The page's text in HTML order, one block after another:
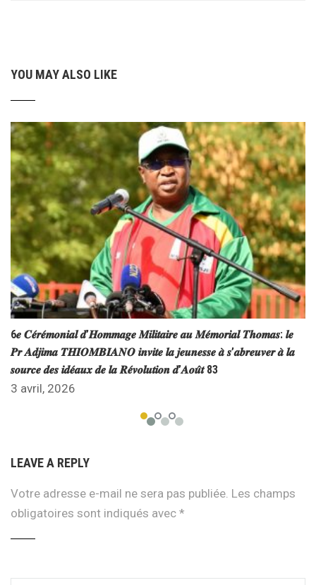
YOU MAY ALSO LIKE
6𝒆 𝑪𝒆́𝒓𝒆́𝒎𝒐𝒏𝒊𝒂𝒍 𝒅’𝑯𝒐𝒎𝒎𝒂𝒈𝒆 𝑴𝒊𝒍𝒊𝒕𝒂𝒊𝒓𝒆 𝒂𝒖 𝑴𝒆́𝒎𝒐𝒓𝒊𝒂𝒍 𝑻𝒉𝒐𝒎𝒂𝒔: 𝒍𝒆
𝑷𝒓 𝑨𝒅𝒋𝒊𝒎𝒂 𝑻𝑯𝑰𝑶𝑴𝑩𝑰𝑨𝑵𝑶 𝒊𝒏𝒗𝒊𝒕𝒆 𝒍𝒂 𝒋𝒆𝒖𝒏𝒆𝒔𝒔𝒆 𝒂̀ 𝒔’𝒂𝒃𝒓𝒆𝒖𝒗𝒆𝒓 𝒂̀ 𝒍𝒂
𝒔𝒐𝒖𝒓𝒄𝒆 𝒅𝒆𝒔 𝒊𝒅𝒆́𝒂𝒖𝒙 𝒅𝒆 𝒍𝒂 𝑹𝒆́𝒗𝒐𝒍𝒖𝒕𝒊𝒐𝒏 𝒅’𝑨𝒐𝒖̂𝒕 83
3 avril, 2026
LEAVE A REPLY
Votre adresse e-mail ne sera pas publiée. Les champs
obligatoires sont indiqués avec *